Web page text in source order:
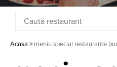
Acasa > meniu special restaurante